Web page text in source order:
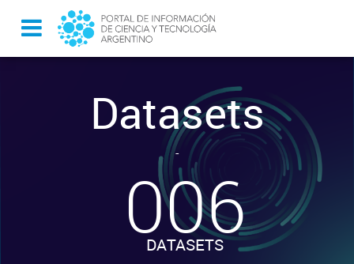
Datasets
-
006
DATASETS